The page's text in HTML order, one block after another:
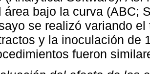
área bajo la curva (ABC;
se realizó variando
y la inoculación de
fueron